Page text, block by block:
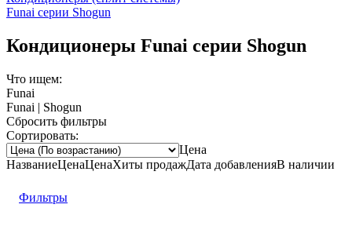
Funai серии Shogun
Кондиционеры Funai серии Shogun
Что ищем:
Funai
Funai | Shogun
Сбросить фильтры
Сортировать:
Цена
НазваниеЦенаЦенаХиты продажДата добавленияВ наличии
Фильтры